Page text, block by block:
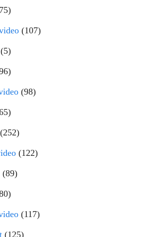
(107)
(5)
(98)
(252)
(122)
(89)
(117)
(125)